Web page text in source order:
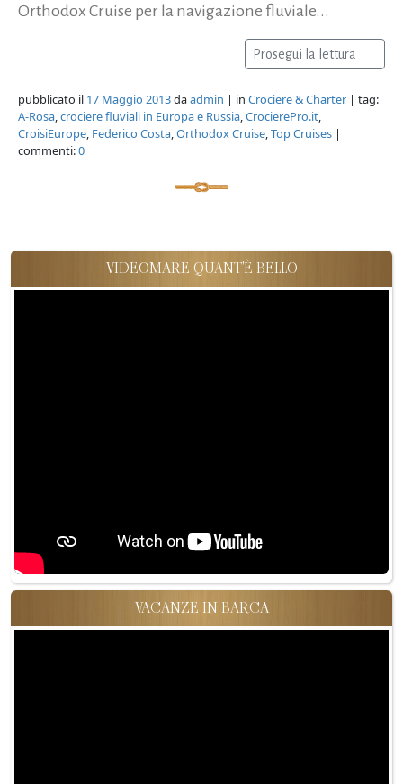
Orthodox Cruise per la navigazione fluviale...
Prosegui la lettura
pubblicato il 17 Maggio 2013daadmin | in Crociere & Charter | tag:
A-Rosa crociere fluviali in Europa e Russia CrocierePro.it
CroisiEurope Federico Costa Orthodox Cruise Top Cruises |
commenti:0
VIDEOMARE QUANT'È BELLO
VACANZE IN BARCA